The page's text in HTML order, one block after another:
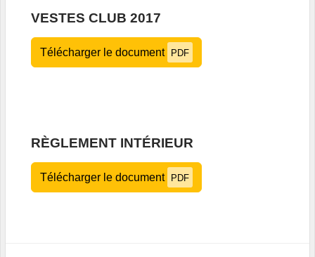
VESTES CLUB 2017
Télécharger le document PDF
RÈGLEMENT INTÉRIEUR
Télécharger le document PDF